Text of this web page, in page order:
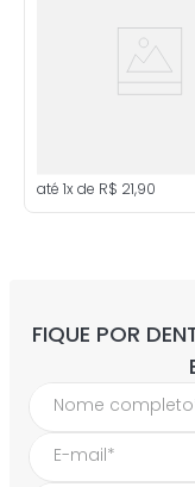
até 1x de R$ 21,90
FIQUE POR